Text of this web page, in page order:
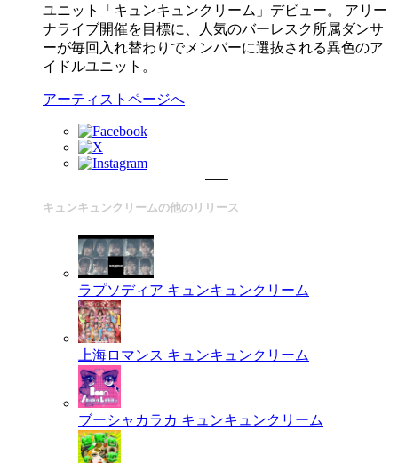
ユニット「キュンキュンクリーム」デビュー。 アリー
ナライブ開催を目標に、人気のバーレスク所属ダンサ
ーが毎回入れ替わりでメンバーに選抜される異色のア
イドルユニット。
アーティストページへ
キュンキュンクリームの他のリリース
ラプソディア キュンキュンクリーム
上海ロマンス キュンキュンクリーム
ブーシャカラカ キュンキュンクリーム